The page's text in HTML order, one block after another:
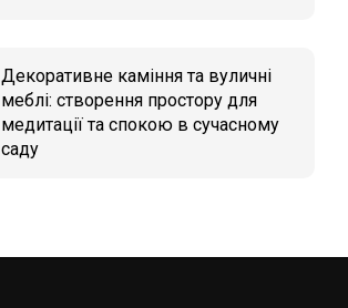
Декоративне каміння та вуличні
меблі: створення простору для
медитації та спокою в сучасному
саду